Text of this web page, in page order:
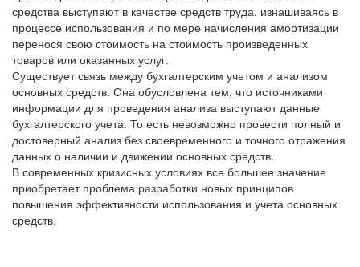
средства выступают в качестве средств труда. изнашиваясь в
процессе использования и по мере начисления амортизации
перенося свою стоимость на стоимость произведенных
товаров или оказанных услуг.
Существует связь между бухгалтерским учетом и анализом
основных средств. Она обусловлена тем, что источниками
информации для проведения анализа выступают данные
бухгалтерского учета. То есть невозможно провести полный и
достоверный анализ без своевременного и точного отражения
данных о наличии и движении основных средств.
В современных кризисных условиях все большее значение
приобретает проблема разработки новых принципов
повышения эффективности использования и учета основных
средств.